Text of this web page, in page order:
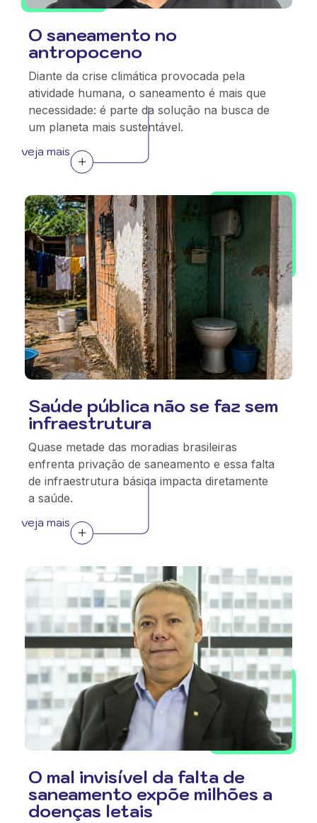
O saneamento no
antropoceno
Diante da crise climática provocada pela
atividade humana, o saneamento é mais que
necessidade: é parte da solução na busca de
um planeta mais sustentável.
veja mais
Saúde pública não se faz sem
infraestrutura
Quase metade das moradias brasileiras
enfrenta privação de saneamento e essa falta
de infraestrutura básica impacta diretamente
a saúde.
veja mais
O mal invisível da falta de
saneamento expõe milhões a
doenças letais